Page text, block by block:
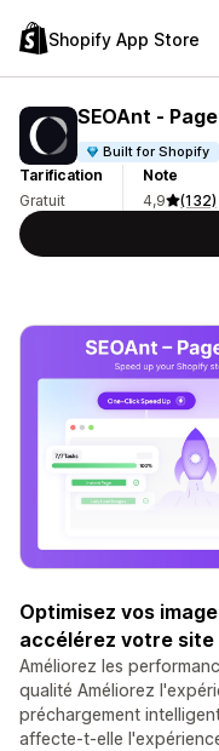
Shopify App Store
SEOAnt ‑
Built for Shopify
Tarification
Gratuit
Note
4,9
(132)
Optimisez vos
accélérez votre
Améliorez les
qualité Améliorez
préchargement
affecte-t-elle